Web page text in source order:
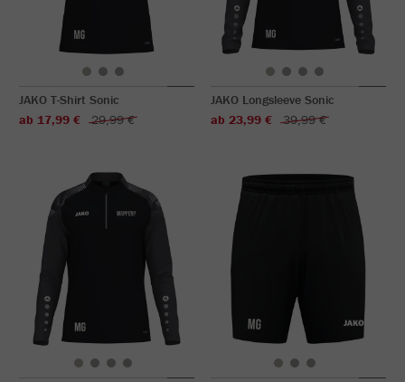
JAKO T-Shirt Sonic
ab 17,99 €
29,99 €
JAKO Longsleeve Sonic
ab 23,99 €
39,99 €